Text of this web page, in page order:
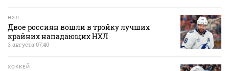
НХЛ
Двое россиян вошли в тройку лучших
крайних нападающих НХЛ
3 августа 07:40
ХОККЕЙ